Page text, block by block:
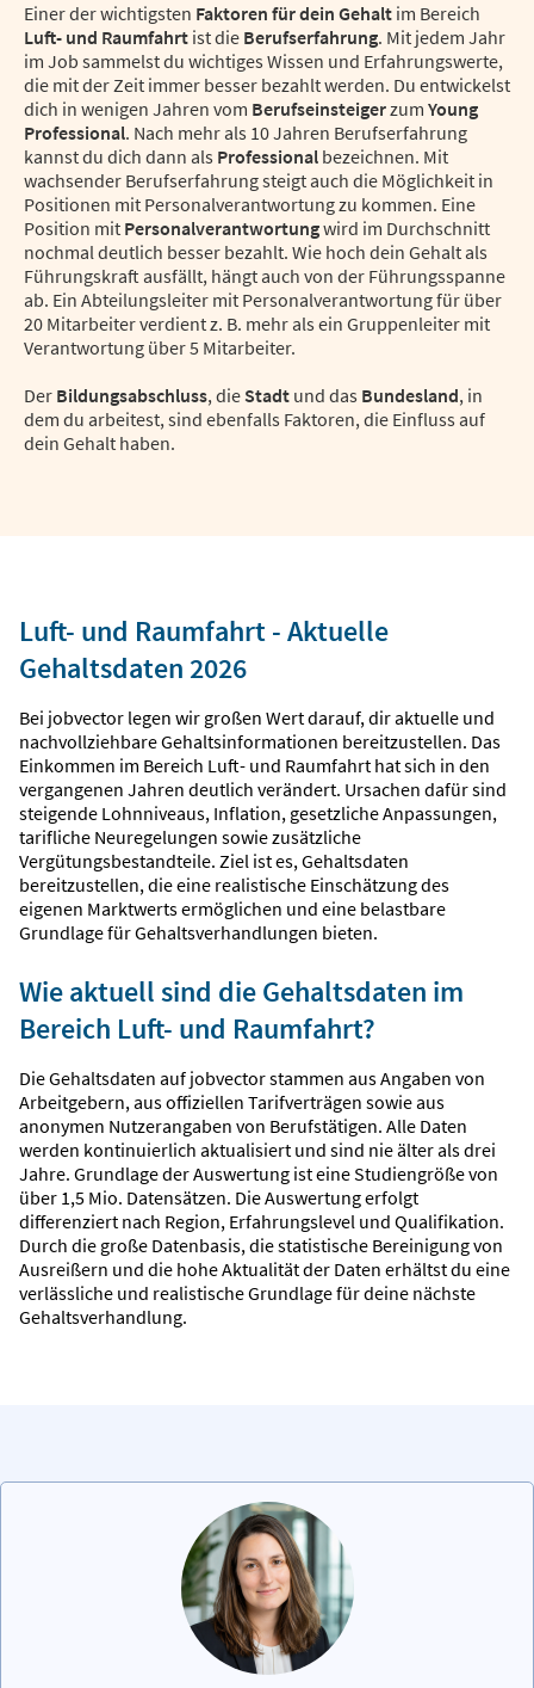
Einer der wichtigsten Faktoren für dein Gehalt im Bereich
Luft- und Raumfahrt ist die Berufserfahrung. Mit jedem Jahr
im Job sammelst du wichtiges Wissen und Erfahrungswerte,
die mit der Zeit immer besser bezahlt werden. Du entwickelst
dich in wenigen Jahren vom Berufseinsteigerzum Young
Professional. Nach mehr als 10 Jahren Berufserfahrung
kannst du dich dann als Professional bezeichnen. Mit
wachsender Berufserfahrung steigt auch die Möglichkeit in
Positionen mit Personalverantwortung zu kommen. Eine
Position mit Personalverantwortungwird im Durchschnitt
nochmal deutlich besser bezahlt. Wie hoch dein Gehalt als
Führungskraft ausfällt, hängt auch von der Führungsspanne
ab. Ein Abteilungsleiter mit Personalverantwortung für über
20 Mitarbeiter verdient z. B. mehr als ein Gruppenleiter mit
Verantwortung über 5 Mitarbeiter.
Der Bildungsabschluss, die Stadt und das Bundesland, in
dem du arbeitest, sind ebenfalls Faktoren, die Einfluss auf
dein Gehalt haben.
Luft- und Raumfahrt - Aktuelle
Gehaltsdaten 2026
Bei jobvector legen wir großen Wert darauf, dir aktuelle und
nachvollziehbare Gehaltsinformationen bereitzustellen. Das
Einkommen im Bereich Luft- und Raumfahrt hat sich in den
vergangenen Jahren deutlich verändert. Ursachen dafür sind
steigende Lohnniveaus, Inflation, gesetzliche Anpassungen,
tarifliche Neuregelungen sowie zusätzliche
Vergütungsbestandteile. Ziel ist es, Gehaltsdaten
bereitzustellen, die eine realistische Einschätzung des
eigenen Marktwerts ermöglichen und eine belastbare
Grundlage für Gehaltsverhandlungen bieten.
Wie aktuell sind die Gehaltsdaten im
Bereich Luft- und Raumfahrt?
Die Gehaltsdaten auf jobvector stammen aus Angaben von
Arbeitgebern, aus offiziellen Tarifverträgen sowie aus
anonymen Nutzerangaben von Berufstätigen. Alle Daten
werden kontinuierlich aktualisiert und sind nie älter als drei
Jahre. Grundlage der Auswertung ist eine Studiengröße von
über 1,5 Mio. Datensätzen. Die Auswertung erfolgt
differenziert nach Region, Erfahrungslevel und Qualifikation.
Durch die große Datenbasis, die statistische Bereinigung von
Ausreißern und die hohe Aktualität der Daten erhältst du eine
verlässliche und realistische Grundlage für deine nächste
Gehaltsverhandlung.